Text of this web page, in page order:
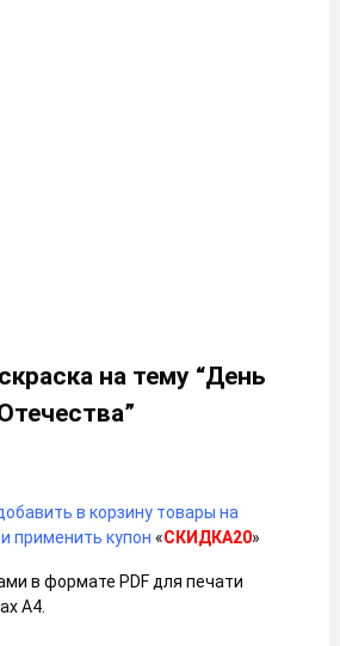
на тему “День
в корзину товары на
и применить купон «СКИДКА20»
в формате PDF для печати
А4.